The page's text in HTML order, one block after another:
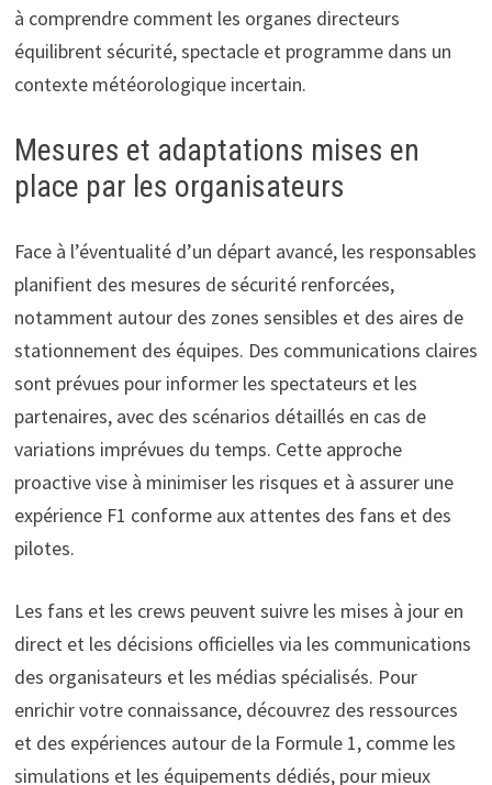
à comprendre comment les organes directeurs
équilibrent sécurité, spectacle et programme dans un
contexte météorologique incertain.
Mesures et adaptations mises en
place par les organisateurs
Face à l’éventualité d’un départ avancé, les responsables
planifient des mesures de sécurité renforcées,
notamment autour des zones sensibles et des aires de
stationnement des équipes. Des communications claires
sont prévues pour informer les spectateurs et les
partenaires, avec des scénarios détaillés en cas de
variations imprévues du temps. Cette approche
proactive vise à minimiser les risques et à assurer une
expérience F1 conforme aux attentes des fans et des
pilotes.
Les fans et les crews peuvent suivre les mises à jour en
direct et les décisions officielles via les communications
des organisateurs et les médias spécialisés. Pour
enrichir votre connaissance, découvrez des ressources
et des expériences autour de la Formule 1, comme les
simulations et les équipements dédiés, pour mieux